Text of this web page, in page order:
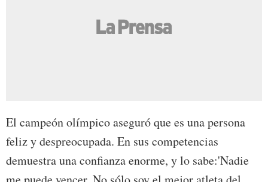
El campeón olímpico aseguró que es una persona
feliz y despreocupada. En sus competencias
demuestra una confianza enorme, y lo sabe:'Nadie